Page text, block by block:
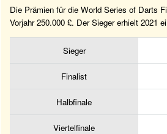
Die Prämien für die World Series of Darts
Vorjahr 250.000 £. Der Sieger erhielt 2021
Sieger
Finalist
Halbfinale
Viertelfinale